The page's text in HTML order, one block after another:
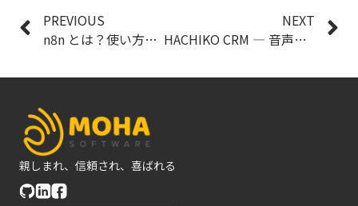
PREVIOUS
n8n とは？使い方・AI連携・Zapierとの比較【2025年最新版】
NEXT
HACHIKO CRM ― 音声SIMサービスを一元管理する オールインワンシステム
親しまれ、信頼され、喜ばれる